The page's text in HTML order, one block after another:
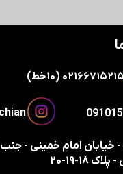
- خیابان امام خمینی -
۱۸-۱۹-۲۰